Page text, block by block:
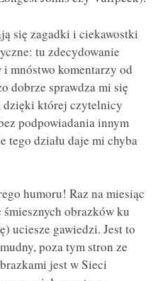
się zagadki i ciekawostki
tu zdecydowanie
mnóstwo komentarzy od
dobrze sprawdza mi się
dzięki której czytelnicy
podpowiadania innym
tego działu daje mi chyba
humoru! Raz na miesiąc
obrazków ku
uciesze gawiedzi. Jest to
poza tym stron ze
jest w Sieci